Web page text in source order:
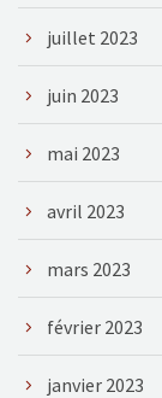
juillet 2023
juin 2023
mai 2023
avril 2023
mars 2023
février 2023
janvier 2023